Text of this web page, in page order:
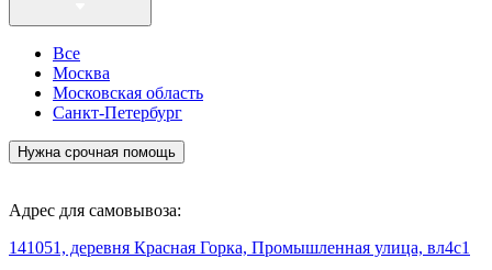
Все
Москва
Московская область
Санкт-Петербург
Нужна срочная помощь
Адрес для самовывоза:
141051, деревня Красная Горка, Промышленная улица, вл4с1